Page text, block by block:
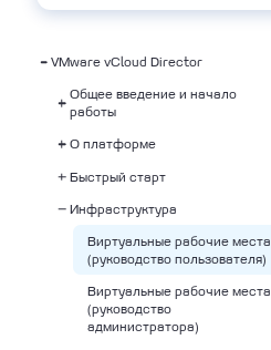
VMware vCloud Director
Общее введение и начало
работы
Информация о VDC
О платформе
Обзор платформы
Тарификация
Техническая поддержка
Быстрый старт
Быстрый старт
Настройка сети
Создание VM
Инфраструктура
Виртуальные рабочие места
(руководство пользователя)
Виртуальные рабочие места
(руководство
администратора)